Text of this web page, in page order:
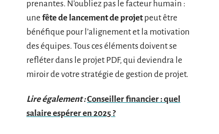
prenantes. N’oubliez pas le facteur humain :
une fête de lancement de projetpeut être
bénéfique pour l’alignement et la motivation
des équipes. Tous ces éléments doivent se
refléter dans le projet PDF, qui deviendra le
miroir de votre stratégie de gestion de projet.
Lire également :Conseiller financier : quel
salaire espérer en 2025 ?